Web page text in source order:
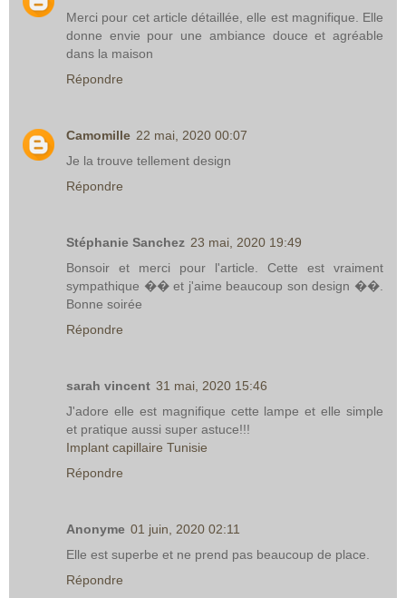
Merci pour cet article détaillée, elle est magnifique. Elle
donne envie pour une ambiance douce et agréable
dans la maison
Répondre
Camomille 22 mai, 2020 00:07
Je la trouve tellement design
Répondre
Stéphanie Sanchez 23 mai, 2020 19:49
Bonsoir et merci pour l'article. Cette est vraiment
sympathique �� et j'aime beaucoup son design ��.
Bonne soirée
Répondre
sarah vincent 31 mai, 2020 15:46
J'adore elle est magnifique cette lampe et elle simple
et pratique aussi super astuce!!!
Implant capillaire Tunisie
Répondre
Anonyme 01 juin, 2020 02:11
Elle est superbe et ne prend pas beaucoup de place.
Répondre